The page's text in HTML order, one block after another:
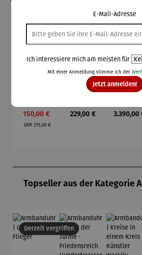
schwarz &
weiß –
Walter
Verkaufspreis:
150,00 €
UVP Regulärer Preis:
215,00 €
Armbandu
fließt –
Friedensr
Regulärer Preis:
229,00 €
Armbandu
AVUS
3.390,00
Topseller aus der Kategorie
Derzeit vergriffen
E-Mail-Adresse
Ich interessiere mich am meisten für
Mit einer Anmeldung stimme ich der
Jetzt anmelden!